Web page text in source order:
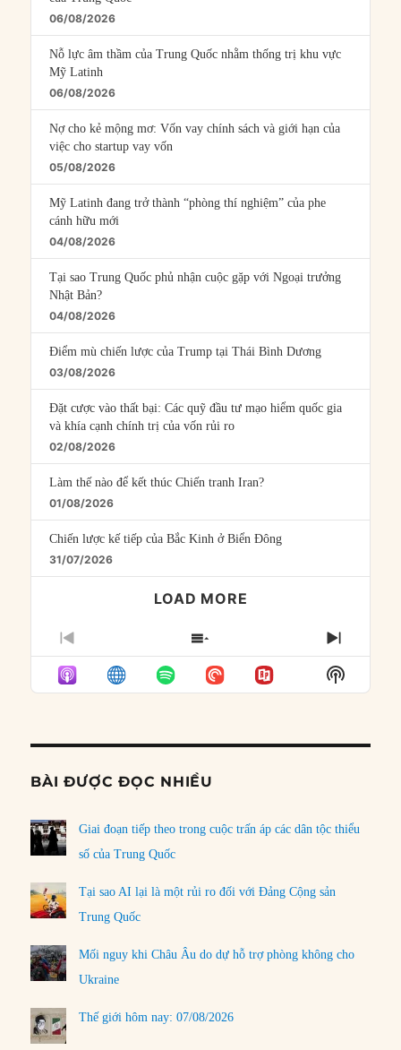
06/08/2026
Nỗ lực âm thầm của Trung Quốc nhằm thống trị khu vực
Mỹ Latinh
06/08/2026
Nợ cho kẻ mộng mơ: Vốn vay chính sách và giới hạn của
việc cho startup vay vốn
05/08/2026
Mỹ Latinh đang trở thành “phòng thí nghiệm” của phe
cánh hữu mới
04/08/2026
Tại sao Trung Quốc phủ nhận cuộc gặp với Ngoại trưởng
Nhật Bản?
04/08/2026
Điểm mù chiến lược của Trump tại Thái Bình Dương
03/08/2026
Đặt cược vào thất bại: Các quỹ đầu tư mạo hiểm quốc gia
và khía cạnh chính trị của vốn rủi ro
02/08/2026
Làm thế nào để kết thúc Chiến tranh Iran?
01/08/2026
Chiến lược kế tiếp của Bắc Kinh ở Biển Đông
31/07/2026
LOAD MORE
PREVIOUS
EPISODE
SHOW
EPISODES
LIST
NEXT
Show
Podcast
BÀI ĐƯỢC ĐỌC NHIỀU
Giai đoạn tiếp theo trong cuộc trấn áp các dân tộc thiểu
số của Trung Quốc
Tại sao AI lại là một rủi ro đối với Đảng Cộng sản
Trung Quốc
Mối nguy khi Châu Âu do dự hỗ trợ phòng không cho
Ukraine
Thế giới hôm nay: 07/08/2026